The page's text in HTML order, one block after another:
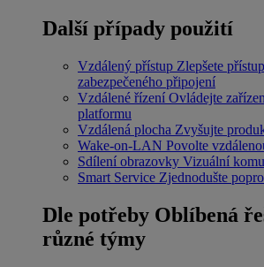
Další případy použití
Vzdálený přístup Zlepšete
zabezpečeného připojení
Vzdálené řízení Ovládejte
platformu
Vzdálená plocha Zvyšujte
Wake-on-LAN Povolte
Sdílení obrazovky Vizuální
Smart Service Zjednodušte
Dle potřeby Oblíbená
různé týmy